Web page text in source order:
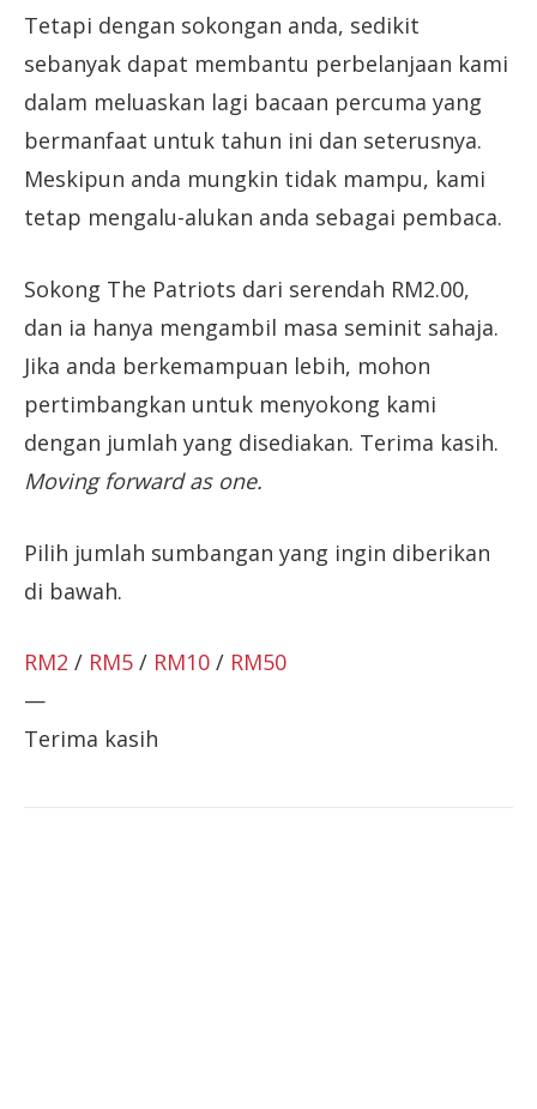
Tetapi dengan sokongan anda, sedikit
sebanyak dapat membantu perbelanjaan kami
dalam meluaskan lagi bacaan percuma yang
bermanfaat untuk tahun ini dan seterusnya.
Meskipun anda mungkin tidak mampu, kami
tetap mengalu-alukan anda sebagai pembaca.
Sokong The Patriots dari serendah RM2.00,
dan ia hanya mengambil masa seminit sahaja.
Jika anda berkemampuan lebih, mohon
pertimbangkan untuk menyokong kami
dengan jumlah yang disediakan. Terima kasih.
Moving forward as one.
Pilih jumlah sumbangan yang ingin diberikan
di bawah.
RM2 / RM5 / RM10 / RM50
—
Terima kasih